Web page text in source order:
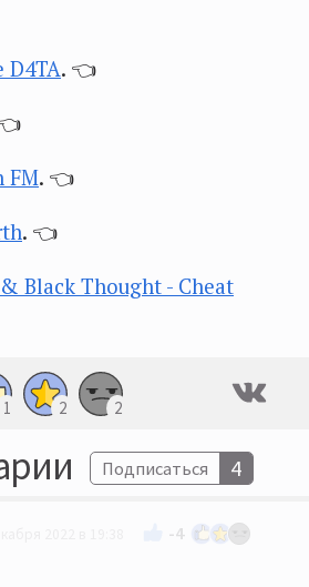
D4TA. 👈
FM. 👈
. 👈
Black Thought - Cheat
1 2 2
Подписаться 4
-4